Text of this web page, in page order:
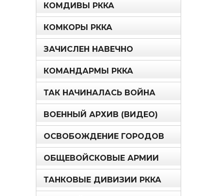
КОМДИВЫ РККА
КОМКОРЫ РККА
ЗАЧИСЛЕН НАВЕЧНО
КОМАНДАРМЫ РККА
ТАК НАЧИНАЛАСЬ ВОЙНА
ВОЕННЫЙ АРХИВ (ВИДЕО)
ОСВОБОЖДЕНИЕ ГОРОДОВ
ОБЩЕВОЙСКОВЫЕ АРМИИ
ТАНКОВЫЕ ДИВИЗИИ РККА